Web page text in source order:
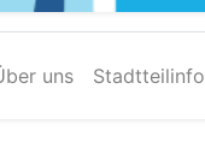
uns Stadtteilinfo